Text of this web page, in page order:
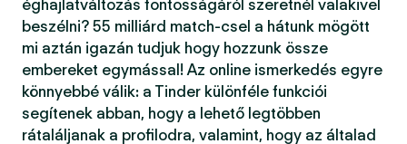
éghajlatváltozás fontosságáról szeretnél valakivel
beszélni? 55 milliárd match-csel a hátunk mögött
mi aztán igazán tudjuk hogy hozzunk össze
embereket egymással! Az online ismerkedés egyre
könnyebbé válik: a Tinder különféle funkciói
segítenek abban, hogy a lehető legtöbben
rátaláljanak a profilodra, valamint, hogy az általad